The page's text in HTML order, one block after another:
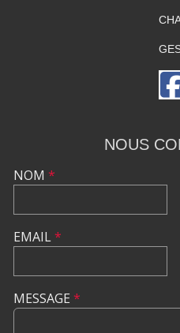
NOUS
NOM *
EMAIL*
MESSAGE *